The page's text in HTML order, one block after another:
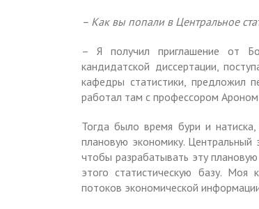
– Как вы попали в Центральное
– Я получил приглашение от
кандидатской диссертации,
кафедры статистики, предложил
работал там с профессором
Тогда было время бури и
плановую экономику.
чтобы разрабатывать эту
этого статистическую базу.
потоков экономической